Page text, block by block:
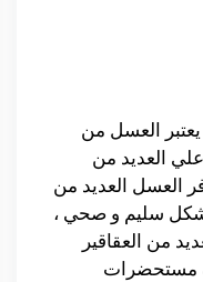
يعتبر العسل من
علي العديد من
العسل العديد من
بشكل سليم و صحي ،
من العقاقير
مستحضرات